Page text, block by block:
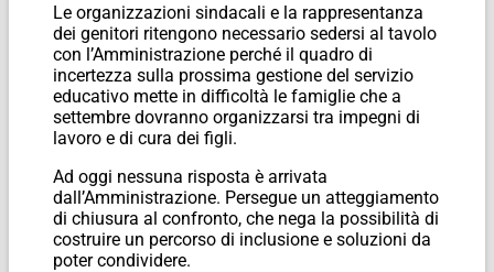
Le organizzazioni sindacali e la rappresentanza
dei genitori ritengono necessario sedersi al tavolo
con l’Amministrazione perché il quadro di
incertezza sulla prossima gestione del servizio
educativo mette in difficoltà le famiglie che a
settembre dovranno organizzarsi tra impegni di
lavoro e di cura dei figli.
Ad oggi nessuna risposta è arrivata
dall’Amministrazione. Persegue un atteggiamento
di chiusura al confronto, che nega la possibilità di
costruire un percorso di inclusione e soluzioni da
poter condividere.